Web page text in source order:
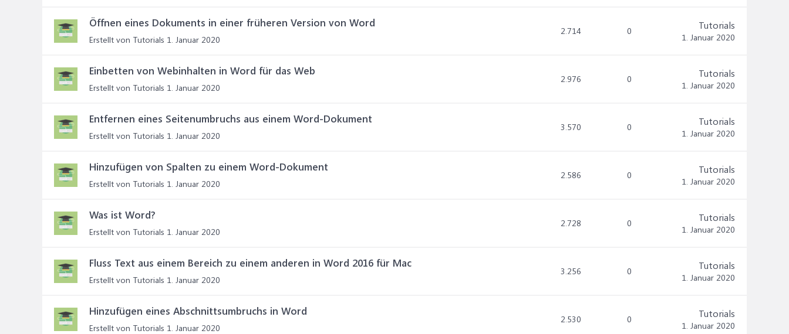
Öffnen eines Dokuments in einer früheren Version von Word
Erstellt von Tutorials 1. Januar 2020
2.714 0 Tutorials
1. Januar 2020
Einbetten von Webinhalten in Word für das Web
Erstellt von Tutorials 1. Januar 2020
2.976 0 Tutorials
1. Januar 2020
Entfernen eines Seitenumbruchs aus einem Word-Dokument
Erstellt von Tutorials 1. Januar 2020
3.570 0 Tutorials
1. Januar 2020
Hinzufügen von Spalten zu einem Word-Dokument
Erstellt von Tutorials 1. Januar 2020
2.586 0 Tutorials
1. Januar 2020
Was ist Word?
Erstellt von Tutorials 1. Januar 2020
2.728 0 Tutorials
1. Januar 2020
Fluss Text aus einem Bereich zu einem anderen in Word 2016 für Mac
Erstellt von Tutorials 1. Januar 2020
3.256 0 Tutorials
1. Januar 2020
Hinzufügen eines Abschnittsumbruchs in Word
Erstellt von Tutorials 1. Januar 2020
2.530 0 Tutorials
1. Januar 2020